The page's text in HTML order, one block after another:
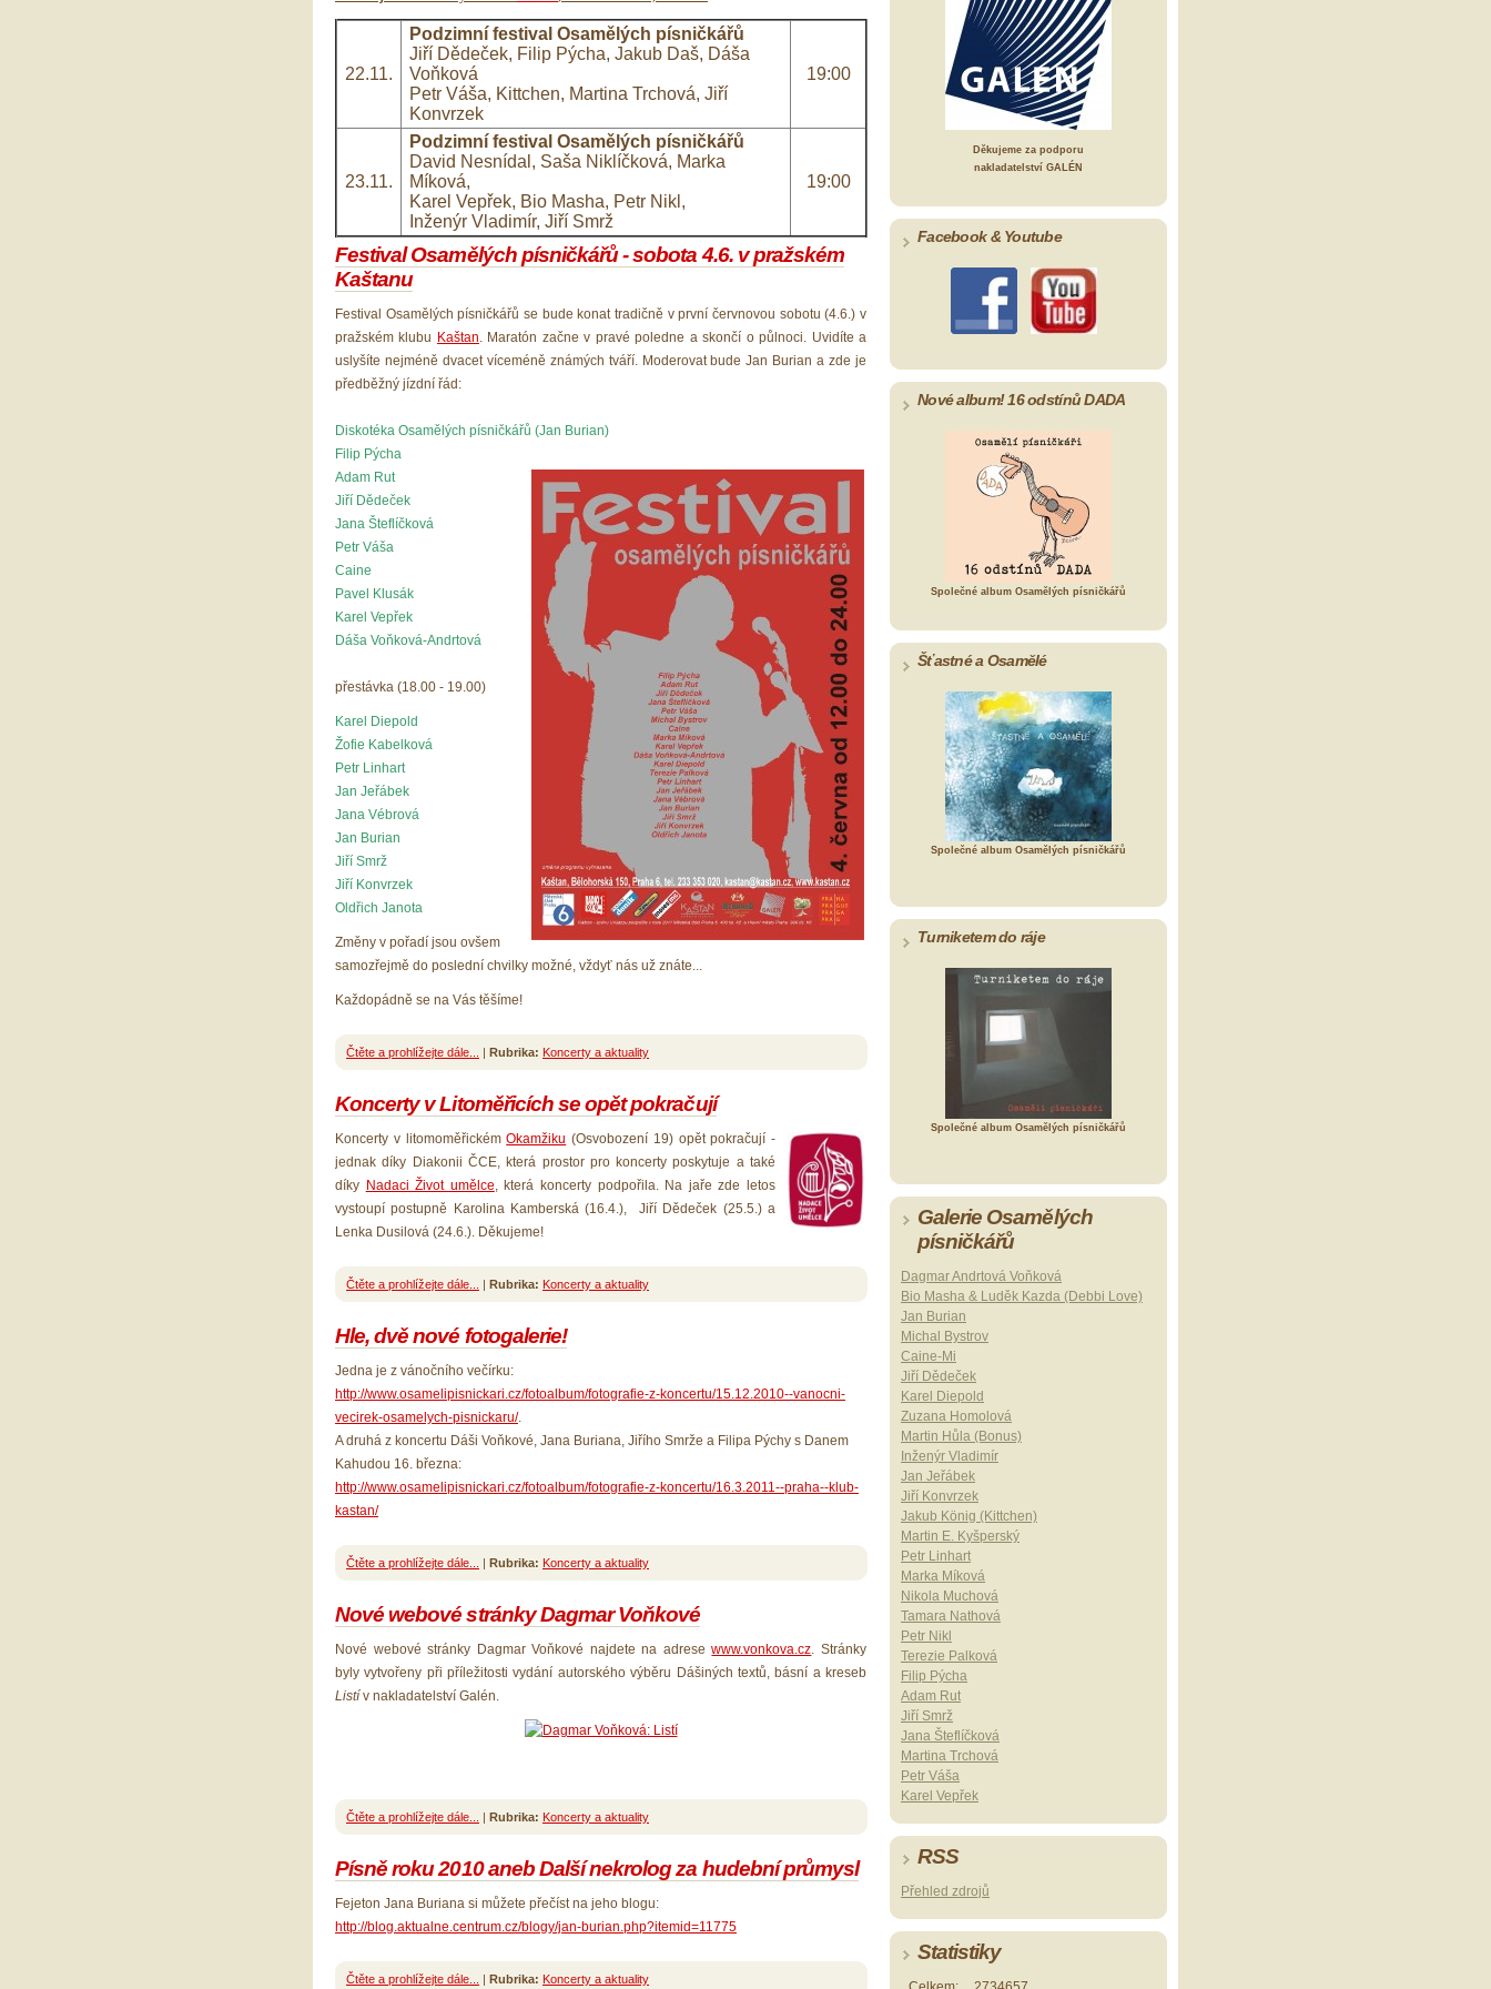
22.11.
Podzimní festival Osamělých písničkářů
Jiří Dědeček, Filip Pýcha, Jakub Daš, Dáša
Voňková
Petr Váša, Kittchen, Martina Trchová, Jiří
Konvrzek
19:00
23.11.
Podzimní festival Osamělých písničkářů
David Nesnídal, Saša Niklíčková, Marka
Míková,
Karel Vepřek, Bio Masha, Petr Nikl,
Inženýr Vladimír, Jiří Smrž
19:00
Festival Osamělých písničkářů - sobota 4.6. v pražském
Kaštanu
Festival Osamělých písničkářů se bude konat tradičně v první červnovou sobotu (4.6.) v
pražském klubu Kaštan. Maratón začne v pravé poledne a skončí o půlnoci. Uvidíte a
uslyšíte nejméně dvacet víceméně známých tváří. Moderovat bude Jan Burian a zde je
předběžný jízdní řád:
Diskotéka Osamělých písničkářů (Jan Burian)
Filip Pýcha
Adam Rut
Jiří Dědeček
Jana Šteflíčková
Petr Váša
Caine
Pavel Klusák
Karel Vepřek
Dáša Voňková-Andrtová
přestávka (18.00 - 19.00)
Karel Diepold
Žofie Kabelková
Petr Linhart
Jan Jeřábek
Jana Vébrová
Jan Burian
Jiří Smrž
Jiří Konvrzek
Oldřich Janota
Změny v pořadí jsou ovšem
samozřejmě do poslední chvilky možné, vždyť nás už znáte...
Každopádně se na Vás těšíme!
Čtěte a prohlížejte dále... | Rubrika: Koncerty a aktuality
Koncerty v Litoměřicích se opět pokračují
Koncerty v litomoměřickémOkamžiku (Osvobození 19) opět pokračují -
jednak díky Diakonii ČCE, která prostor pro koncerty poskytuje a také
díky Nadaci Život umělce, která koncerty podpořila. Na jaře zde letos
vystoupí postupně Karolina Kamberská (16.4.), Jiří Dědeček (25.5.) a
Lenka Dusilová (24.6.). Děkujeme!
Čtěte a prohlížejte dále... | Rubrika: Koncerty a aktuality
Hle, dvě nové fotogalerie!
Jedna je z vánočního večírku:
http://www.osamelipisnickari.cz/fotoalbum/fotografie-z-koncertu/15.12.2010--vanocni-
vecirek-osamelych-pisnickaru/.
A druhá z koncertu Dáši Voňkové, Jana Buriana, Jiřího Smrže a Filipa Pýchy s Danem
Kahudou 16. března:
http://www.osamelipisnickari.cz/fotoalbum/fotografie-z-koncertu/16.3.2011--praha--klub-
kastan/
Čtěte a prohlížejte dále... | Rubrika: Koncerty a aktuality
Nové webové stránky Dagmar Voňkové
Nové webové stránky Dagmar Voňkové najdete na adresewww.vonkova.cz. Stránky
byly vytvořeny při příležitosti vydání autorského výběru Dášiných textů, básní a kreseb
Listí v nakladatelství Galén.
Čtěte a prohlížejte dále... | Rubrika: Koncerty a aktuality
Písně roku 2010 aneb Další nekrolog za hudební průmysl
Fejeton Jana Buriana si můžete přečíst na jeho blogu:
http://blog.aktualne.centrum.cz/blogy/jan-burian.php?itemid=11775
Čtěte a prohlížejte dále... | Rubrika: Koncerty a aktuality
Děkujeme za podporu
nakladatelství GALÉN
Facebook & Youtube
Nové album! 16 odstínů DADA
Společné album Osamělých písničkářů
Šťastné a Osamělé
Společné album Osamělých písničkářů
Turniketem do ráje
Společné album Osamělých písničkářů
Galerie Osamělých
písničkářů
Dagmar Andrtová Voňková
Bio Masha & Luděk Kazda (Debbi Love)
Jan Burian
Michal Bystrov
Caine-Mi
Jiří Dědeček
Karel Diepold
Zuzana Homolová
Martin Hůla (Bonus)
Inženýr Vladimír
Jan Jeřábek
Jiří Konvrzek
Jakub König (Kittchen)
Martin E. Kyšperský
Petr Linhart
Marka Míková
Nikola Muchová
Tamara Nathová
Petr Nikl
Terezie Palková
Filip Pýcha
Adam Rut
Jiří Smrž
Jana Šteflíčková
Martina Trchová
Petr Váša
Karel Vepřek
RSS
Přehled zdrojů
Statistiky